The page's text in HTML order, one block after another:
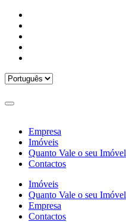
Empresa
Imóveis
Quanto Vale o seu Imóvel
Contactos
Imóveis
Quanto Vale o seu Imóvel
Empresa
Contactos